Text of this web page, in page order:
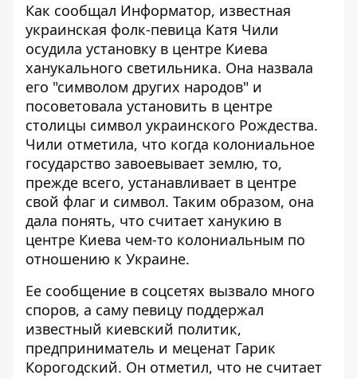
Как сообщал Информатор, известная
украинская фолк-певица Катя Чили
осудила установку в центре Киева
ханукального светильника. Она назвала
его "символом других народов" и
посоветовала установить в центре
столицы символ украинского Рождества.
Чили отметила, что когда колониальное
государство завоевывает землю, то,
прежде всего, устанавливает в центре
свой флаг и символ. Таким образом, она
дала понять, что считает ханукию в
центре Киева чем-то колониальным по
отношению к Украине.
Ее сообщение в соцсетях вызвало много
споров, а саму певицу поддержал
известный киевский политик,
предприниматель и меценат Гарик
Корогодский. Он отметил, что не считает